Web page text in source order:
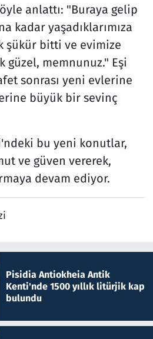
anlattı: "Buraya gelip
kadar yaşadıklarımıza
şükür bitti ve evimize
güzel, memnunuz." Eşi
sonrası yeni evlerine
büyük bir sevinç
bu yeni konutlar,
ve güven vererek,
devam ediyor.
Pisidia Antiokheia Antik
Kenti'nde 1500 yıllık litürjik kap
bulundu